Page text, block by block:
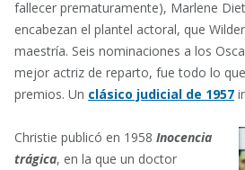
fallecer prematuramente), Marlene
encabezan el plantel actoral, que
maestría. Seis nominaciones a los
mejor actriz de reparto, fue todo lo
premios. Un clásico judicial de 1957
Christie publicó en 1958 Inocencia
trágica, en la que un doctor